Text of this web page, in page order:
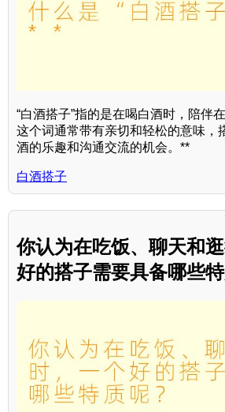
“白酒搭子”指的是在喝白酒时，陪伴
这个词通常带有亲切和轻松的意味，
酒的乐趣和沟通交流的机会。**
白酒搭子
你认为在吃饭、聊天和
好的搭子需要具备哪些